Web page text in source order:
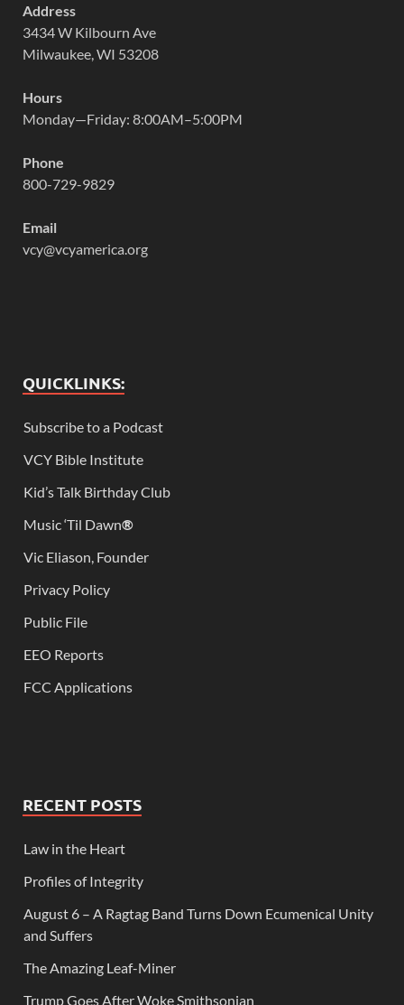
Address
3434 W Kilbourn Ave
Milwaukee, WI 53208
Hours
Monday—Friday: 8:00AM–5:00PM
Phone
800-729-9829
Email
vcy@vcyamerica.org
QUICKLINKS:
Subscribe to a Podcast
VCY Bible Institute
Kid’s Talk Birthday Club
Music ‘Til Dawn®
Vic Eliason, Founder
Privacy Policy
Public File
EEO Reports
FCC Applications
RECENT POSTS
Law in the Heart
Profiles of Integrity
August 6 – A Ragtag Band Turns Down Ecumenical Unity
and Suffers
The Amazing Leaf-Miner
Trump Goes After Woke Smithsonian